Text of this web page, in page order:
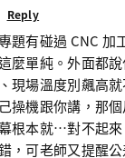
Reply
題有碰過 CNC 加
麼單純。外面都
現場溫度別飆高
操機跟你講，那
根本就…對不起
，可老師又提醒公